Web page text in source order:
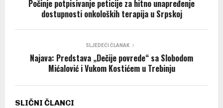
Počinje potpisivanje peticije za hitno unapređenje
dostupnosti onkoloških terapija u Srpskoj
SLJEDEĆI ČLANAK
Najava: Predstava „Dečije povrede“ sa Slobodom
Mićalović i Vukom Kostićem u Trebinju
SLIČNI ČLANCI